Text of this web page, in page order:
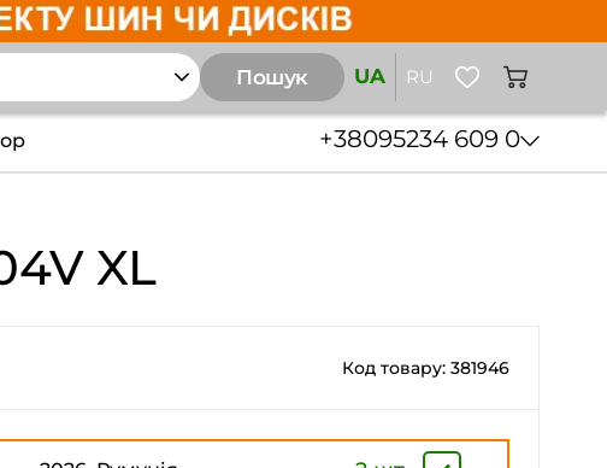
Пошук UA RU
+38095234 609 0
XL
Код товару: 381946